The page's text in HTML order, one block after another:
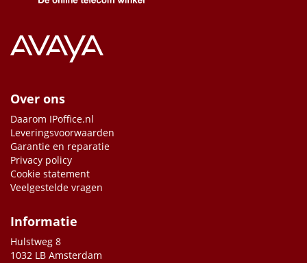
Over ons
Daarom IPoffice.nl
Leveringsvoorwaarden
Garantie en reparatie
Privacy policy
Cookie statement
Veelgestelde vragen
Informatie
Hulstweg 8
1032 LB Amsterdam